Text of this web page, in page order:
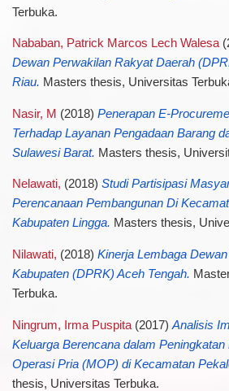
Terbuka.
Nababan, Patrick Marcos Lech Walesa
Dewan Perwakilan Rakyat Daerah
Riau. Masters thesis, Universitas
Nasir, M (2018) Penerapan E-
Terhadap Layanan Pengadaan Barang
Sulawesi Barat. Masters thesis,
Nelawati, (2018) Studi Partisipasi
Perencanaan Pembangunan Di
Kabupaten Lingga. Masters thesis,
Nilawati, (2018) Kinerja Lembaga
Kabupaten (DPRK) Aceh Tengah.
Terbuka.
Ningrum, Irma Puspita(2017) Analisis
Keluarga Berencana dalam
Operasi Pria (MOP) di Kecamatan
thesis, Universitas Terbuka.